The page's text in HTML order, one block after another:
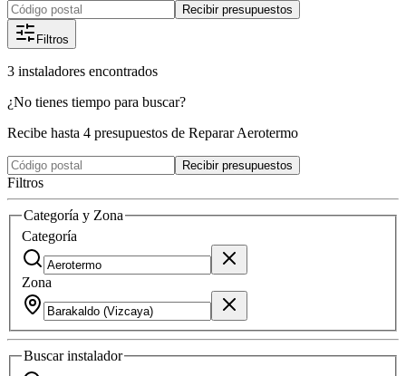
Recibir presupuestos
Filtros
3 instaladores encontrados
¿No tienes tiempo para buscar?
Recibe hasta 4 presupuestos de Reparar Aerotermo
Recibir presupuestos
Filtros
Categoría y Zona
Categoría
Zona
Buscarinstalador